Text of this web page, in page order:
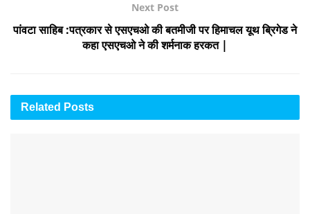
Next Post
पांवटा साहिब :पत्रकार से एसएचओ की बतमीजी पर हिमाचल यूथ ब्रिगेड ने
कहा एसएचओ ने की शर्मनाक हरकत |
Related Posts